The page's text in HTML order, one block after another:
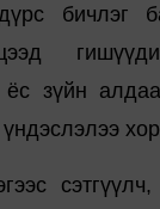
бичлэг
зүйн